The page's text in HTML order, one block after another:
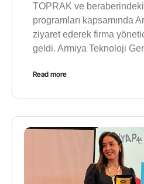
TOPRAK ve
programları kapsamında
ziyaret ederek firma
geldi. Armiya Teknoloji
Read more